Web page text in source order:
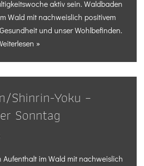
aktiv sein. Waldbaden
Wald mit nachweislich positivem
und unser Wohlbefinden.
»
Shinrin-Yoku –
Sonntag
Aufenthalt im Wald mit nachweislich